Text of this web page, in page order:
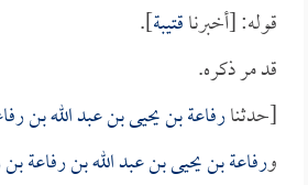
قوله: [أخبرناقتيبة].
قد مر ذكره.
[حدثنارفاعة بن يحيى بن عبد الله بن
ورفاعة بن يحيى بن عبد الله بن رفاعة